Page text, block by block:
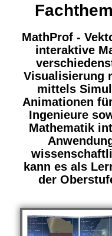
MathProf -
interaktive
Visualisierung
mittels
Animationen
Ingenieure
Mathematik
kann es als
der